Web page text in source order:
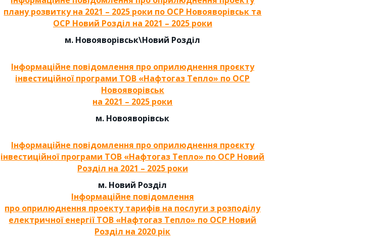
плану розвитку на 2021 – 2025 роки по ОСР Новояворівськ та
ОСР Новий Розділ на 2021 – 2025 роки
м. Новояворівськ\Новий Розділ
Інформаційне повідомлення про оприлюднення проєкту
інвестиційної програми ТОВ «Нафтогаз Тепло» по ОСР
Новояворівськ
на 2021 – 2025 роки
м. Новояворівськ
Інформаційне повідомлення про оприлюднення проєкту
інвестиційної програми ТОВ «Нафтогаз Тепло» по ОСР Новий
Розділ на 2021 – 2025 роки
м. Новий Розділ
Інформаційне повідомлення
про оприлюднення проекту тарифів на послуги з розподілу
електричної енергії ТОВ «Нафтогаз Тепло» по ОСР Новий
Розділ на 2020 рік